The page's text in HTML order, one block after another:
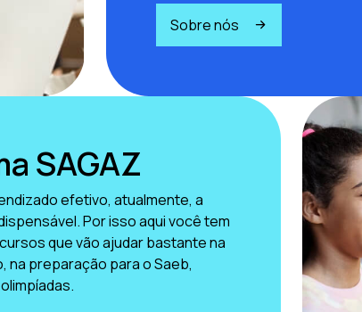
Sobre nós
SAGAZ
efetivo, atualmente, a
Por isso aqui você tem
que vão ajudar bastante na
na preparação para o Saeb,